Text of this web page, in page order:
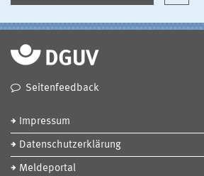
Seitenfeedback
Impressum
Datenschutzerklärung
Meldeportal